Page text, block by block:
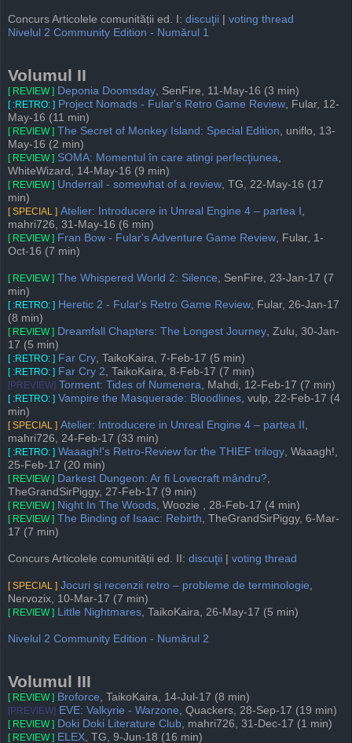
Concurs Articolele comunității ed. I: discuţii
voting thread
Nivelul 2 Community Edition - Numărul 1
Volumul II
[ REVIEW ] Deponia Doomsday, SenFire, 11-May-16 (3 min)
[ :RETRO: ] Project Nomads - Fular's Retro Game Review, Fular, 12-
May-16 (11 min)
[ REVIEW ] The Secret of Monkey Island: Special Edition, uniflo, 13-
May-16 (2 min)
[ REVIEW ] SOMA: Momentul în care atingi perfecţiunea,
WhiteWizard, 14-May-16 (9 min)
[ REVIEW ] Underrail - somewhat of a review, TG, 22-May-16 (17
min)
[ SPECIAL ] Atelier: Introducere in Unreal Engine 4 – partea I ,
mahri726, 31-May-16 (6 min)
[ REVIEW ] Fran Bow - Fular's Adventure Game Review, Fular, 1-
Oct-16 (7 min)
[ REVIEW ] The Whispered World 2: Silence, SenFire, 23-Jan-17 (7
min)
[ :RETRO: ] Heretic 2 - Fular's Retro Game Review, Fular, 26-Jan-17
(8 min)
[ REVIEW ] Dreamfall Chapters: The Longest Journey, Zulu, 30-Jan-
17 (5 min)
[ :RETRO: ] Far Cry, TaikoKaira, 7-Feb-17 (5 min)
[ :RETRO: ] Far Cry 2, TaikoKaira, 8-Feb-17 (7 min)
[PREVIEW] Torment: Tides of Numenera, Mahdi, 12-Feb-17 (7 min)
[ :RETRO: ] Vampire the Masquerade: Bloodlines, vulp, 22-Feb-17 (4
min)
[ SPECIAL ] Atelier: Introducere in Unreal Engine 4 – partea II ,
mahri726, 24-Feb-17 (33 min)
[ :RETRO: ] Waaagh!'s Retro-Review for the THIEF trilogy, Waaagh!,
25-Feb-17 (20 min)
[ REVIEW ] Darkest Dungeon: Ar fi Lovecraft mândru?,
TheGrandSirPiggy, 27-Feb-17 (9 min)
[ REVIEW ] Night In The Woods, Woozie , 28-Feb-17 (4 min)
[ REVIEW ] The Binding of Isaac: Rebirth, TheGrandSirPiggy, 6-Mar-
17 (7 min)
Concurs Articolele comunității ed. II: discuţii voting thread
[ SPECIAL ] Jocuri și recenzii retro – probleme de terminologie,
Nervozix, 10-Mar-17 (7 min)
[ REVIEW ] Little Nightmares, TaikoKaira, 26-May-17 (5 min)
Nivelul 2 Community Edition - Numărul 2
Volumul III
[ REVIEW ] Broforce, TaikoKaira, 14-Jul-17 (8 min)
[PREVIEW] EVE: Valkyrie - Warzone, Quackers, 28-Sep-17 (19 min)
[ REVIEW ] Doki Doki Literature Club, mahri726, 31-Dec-17 (1 min)
[ REVIEW ] ELEX, TG, 9-Jun-18 (16 min)